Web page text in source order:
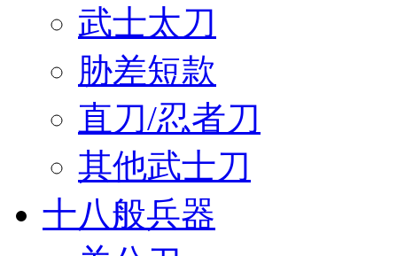
武士太刀
胁差短款
直刀/忍者刀
其他武士刀
十八般兵器